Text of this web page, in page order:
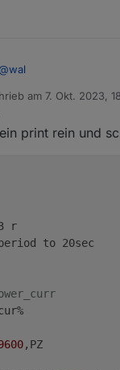
wal
restart gemacht, meist
am 7. Okt. 2023,
editiert von
print rein und
r
to 20sec
,PZ